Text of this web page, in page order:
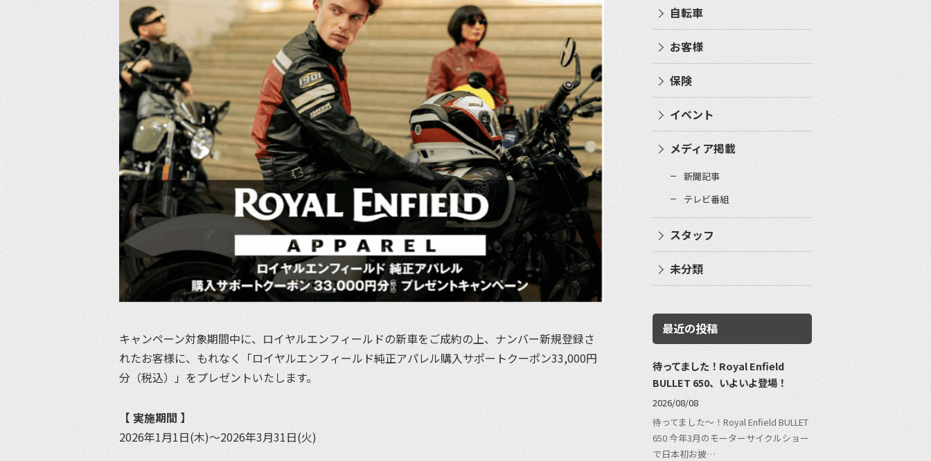
キャンペーン対象期間中に、ロイヤルエンフィールドの新車をご成約の上、ナンバー新規登録さ
れたお客様に、もれなく「ロイヤルエンフィールド純正アパレル購入サポートクーポン33,000円
分（税込）」をプレゼントいたします。
【 実施期間 】
2026年1月1日(木)～2026年3月31日(火)
自転車
お客様
保険
イベント
メディア掲載
新聞記事
テレビ番組
スタッフ
未分類
最近の投稿
待ってました！Royal Enfield
BULLET 650、いよいよ登場！
2026/08/08
待ってました〜！Royal Enfield BULLET
650 今年3月のモーターサイクルショー
で日本初お披…